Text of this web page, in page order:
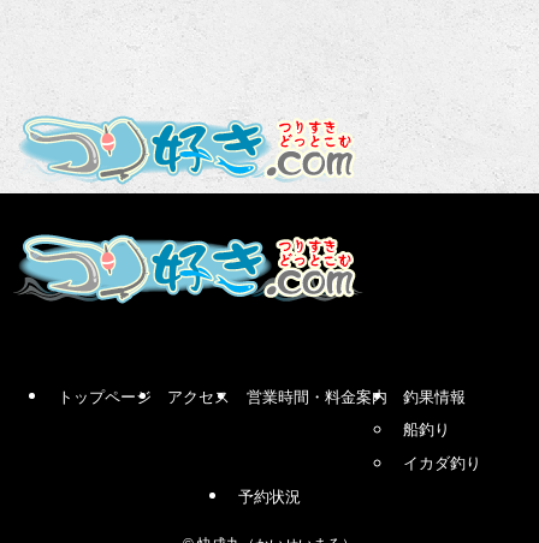
トップページ アクセス 営業時間・料金案内
釣果情報
船釣り
イカダ釣り
予約状況